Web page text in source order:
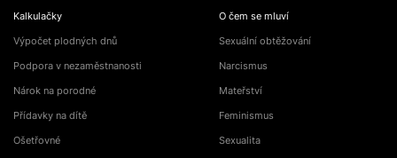
Kalkulačky
Výpočet plodných dnů
Podpora v nezaměstnanosti
Nárok na porodné
Přídavky na dítě
Ošetřovné
O čem se mluví
Sexuální obtěžování
Narcismus
Mateřství
Feminismus
Sexualita